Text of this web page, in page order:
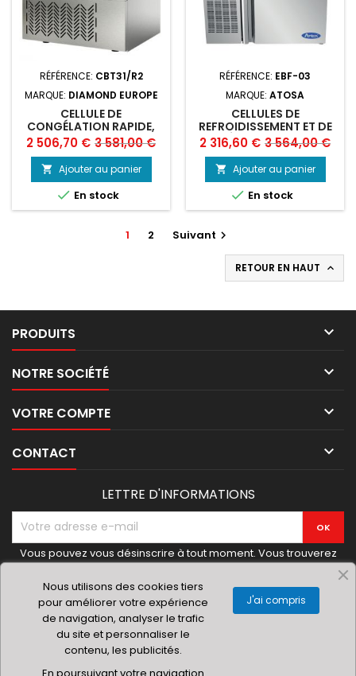
RÉFÉRENCE: CBT31/R2
MARQUE: DIAMOND EUROPE
CELLULE DE
CONGÉLATION RAPIDE,
3X GN1/1 (12-8 KG)
TOUCH SCREEN
Prix
2 506,70 € Prix
de
base
3 581,00 €
 Ajouter au panier
 En stock
RÉFÉRENCE: EBF-03
MARQUE: ATOSA
CELLULES DE
REFROIDISSEMENT ET DE
SURGÉLATION 3 NIVEAUX
ATOSA
Prix
2 316,60 € Prix
de
base
3 564,00 €
 Ajouter au panier
 En stock
1 2 Suivant 
RETOUR EN HAUT 
PRODUITS 
NOTRE SOCIÉTÉ 
VOTRE COMPTE 
CONTACT 
LETTRE D'INFORMATIONS
Vous pouvez vous désinscrire à tout moment. Vous trouverez
pour cela nos informations de contact dans les conditions
d'utilisation du site.
© 2019 Materielhoreca.com | Gingenroots SRL
Nous utilisons des cookies tiers
pour améliorer votre expérience
de navigation, analyser le trafic
du site et personnaliser le
contenu, les publicités.
J'ai compris